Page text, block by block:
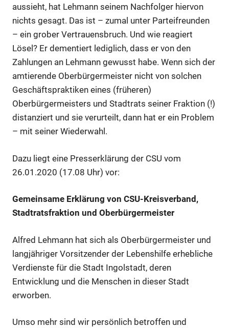
aussieht, hat Lehmann seinem Nachfolger hiervon
nichts gesagt. Das ist – zumal unter Parteifreunden
– ein grober Vertrauensbruch. Und wie reagiert
Lösel? Er dementiert lediglich, dass er von den
Zahlungen an Lehmann gewusst habe. Wenn sich der
amtierende Oberbürgermeister nicht von solchen
Geschäftspraktiken eines (früheren)
Oberbürgermeisters und Stadtrats seiner Fraktion (!)
distanziert und sie verurteilt, dann hat er ein Problem
– mit seiner Wiederwahl.
Dazu liegt eine Presserklärung der CSU vom
26.01.2020 (17.08 Uhr) vor:
Gemeinsame Erklärung von CSU-Kreisverband,
Stadtratsfraktion und Oberbürgermeister
Alfred Lehmann hat sich als Oberbürgermeister und
langjähriger Vorsitzender der Lebenshilfe erhebliche
Verdienste für die Stadt Ingolstadt, deren
Entwicklung und die Menschen in dieser Stadt
erworben.
Umso mehr sind wir persönlich betroffen und